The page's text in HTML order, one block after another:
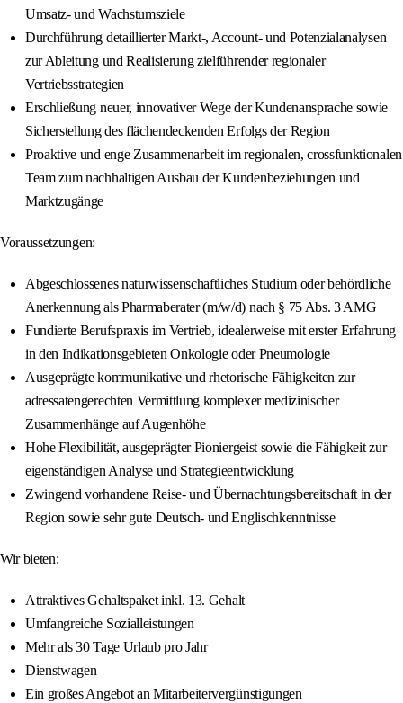
Umsatz- und Wachstumsziele
Durchführung detaillierter Markt-, Account- und Potenzialanalysen
zur Ableitung und Realisierung zielführender regionaler
Vertriebsstrategien
Erschließung neuer, innovativer Wege der Kundenansprache sowie
Sicherstellung des flächendeckenden Erfolgs der Region
Proaktive und enge Zusammenarbeit im regionalen, crossfunktionalen
Team zum nachhaltigen Ausbau der Kundenbeziehungen und
Marktzugänge
Voraussetzungen:
Abgeschlossenes naturwissenschaftliches Studium oder behördliche
Anerkennung als Pharmaberater (m/w/d) nach § 75 Abs. 3 AMG
Fundierte Berufspraxis im Vertrieb, idealerweise mit erster Erfahrung
in den Indikationsgebieten Onkologie oder Pneumologie
Ausgeprägte kommunikative und rhetorische Fähigkeiten zur
adressatengerechten Vermittlung komplexer medizinischer
Zusammenhänge auf Augenhöhe
Hohe Flexibilität, ausgeprägter Pioniergeist sowie die Fähigkeit zur
eigenständigen Analyse und Strategieentwicklung
Zwingend vorhandene Reise- und Übernachtungsbereitschaft in der
Region sowie sehr gute Deutsch- und Englischkenntnisse
Wir bieten:
Attraktives Gehaltspaket inkl. 13. Gehalt
Umfangreiche Sozialleistungen
Mehr als 30 Tage Urlaub pro Jahr
Dienstwagen
Ein großes Angebot an Mitarbeitervergünstigungen